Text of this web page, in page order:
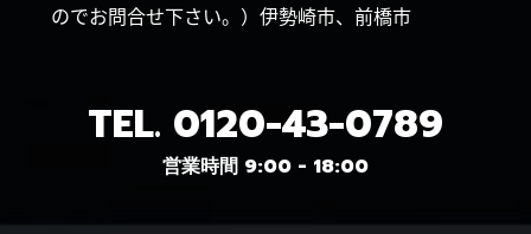
のでお問合せ下さい。）伊勢崎市、前橋市
TEL. 0120-43-0789
営業時間 9:00 - 18:00